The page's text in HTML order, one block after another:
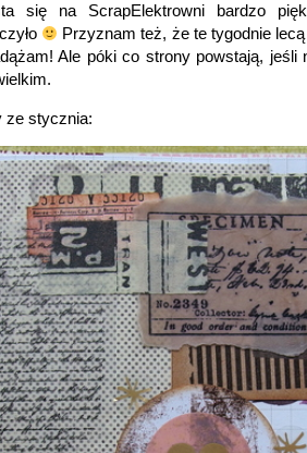
się na ScrapElektrowni bardzo
Przyznam też, że te tygodnie
Ale póki co strony powstają, jeśli
ze stycznia: